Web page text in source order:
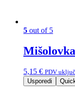
5 out of 5
5,15 € PDV
Usporedi